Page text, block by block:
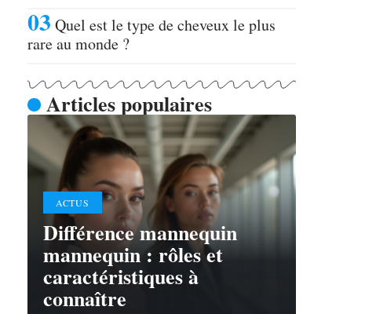
Quel est le type de cheveux le plus
rare au monde ?
Articles populaires
ACTUS
Différence mannequin
mannequin : rôles et
caractéristiques à
connaître